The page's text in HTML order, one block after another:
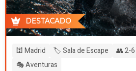
DESTACADO
🕍 Madrid 🏷️ Sala de Escape 👥 2-6
🎭 Aventuras